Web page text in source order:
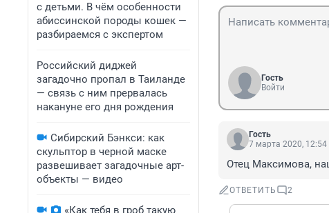
с детьми. В чём особенности
абиссинской породы кошек —
разбираемся с экспертом
Российский диджей
загадочно пропал в Таиланде
— связь с ним прервалась
накануне его дня рождения
Сибирский Бэнкси: как
скульптор в черной маске
развешивает загадочные арт-
объекты — видео
«Как тебя в гроб такую
Гость
Войти
Гость
7 марта 2020, 12:54
Отец Максимова,
ОТВЕТИТЬ 2